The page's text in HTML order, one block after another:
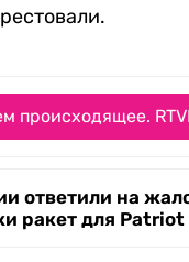
происходящее.
ответили на
ракет для Patriot